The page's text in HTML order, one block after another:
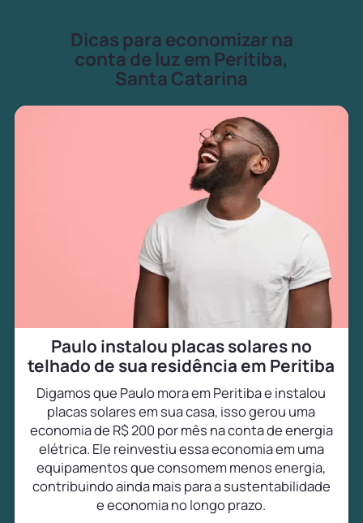
Dicas para economizar na
conta de luz em Peritiba,
Santa Catarina
Paulo instalou placas solares no
telhado de sua residência em Peritiba
Digamos que Paulo mora em Peritiba e instalou
placas solares em sua casa, isso gerou uma
economia de R$ 200 por mês na conta de energia
elétrica. Ele reinvestiu essa economia em uma
equipamentos que consomem menos energia,
contribuindo ainda mais para a sustentabilidade
e economia no longo prazo.